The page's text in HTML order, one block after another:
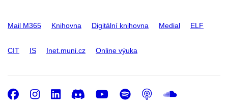
Mail M365 Knihovna Digitální knihovna Medial ELF
CIT IS Inet.muni.cz Online výuka
Facebook
Instagram
LinkedIn
DiscordYoutube
Spotify
Podcast